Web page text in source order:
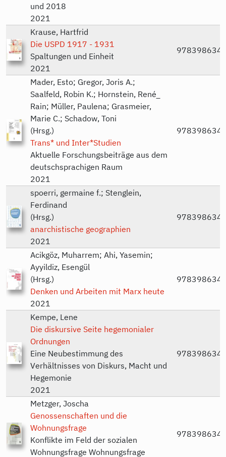
und 2018
2021
Krause, Hartfrid
Die USPD 1917 - 1931
Spaltungen und Einheit
2021
Mader, Esto; Gregor, Joris A.;
Saalfeld, Robin K.; Hornstein, René_
Rain; Müller, Paulena; Grasmeier,
Marie C.; Schadow, Toni
(Hrsg.)
Trans* und Inter*Studien
Aktuelle Forschungsbeiträge aus dem
deutschsprachigen Raum
2021
spoerri, germaine f.; Stenglein,
Ferdinand
(Hrsg.)
anarchistische geographien
2021
Acikgöz, Muharrem; Ahi, Yasemin;
Ayyildiz, Esengül
(Hrsg.)
Denken und Arbeiten mit Marx heute
2021
Kempe, Lene
Die diskursive Seite hegemonialer
Ordnungen
Eine Neubestimmung des
Verhältnisses von Diskurs, Macht und
Hegemonie
2021
Metzger, Joscha
Genossenschaften und die
Wohnungsfrage
Konflikte im Feld der sozialen
Wohnungsfrage Wohnungsfrage